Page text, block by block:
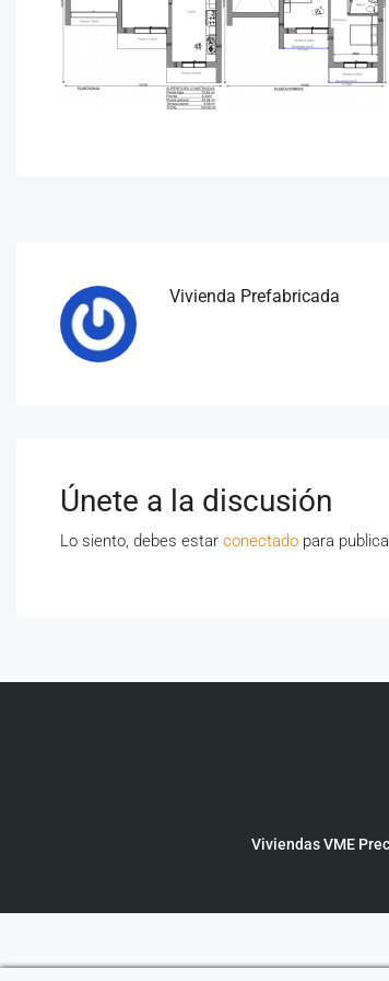
Vivienda Prefabricada
Únete a la discusión
Lo siento, debes estar conectado para
Viviendas VME